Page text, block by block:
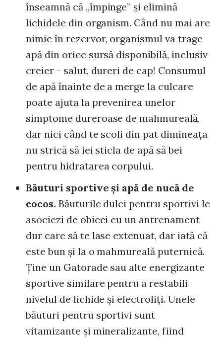
înseamnă că „împinge” şi elimină
lichidele din organism. Când nu mai are
nimic în rezervor, organismul va trage
apă din orice sursă disponibilă, inclusiv
creier - salut, dureri de cap! Consumul
de apă înainte de a merge la culcare
poate ajuta la prevenirea unelor
simptome dureroase de mahmureală,
dar nici când te scoli din pat dimineaţa
nu strică să iei sticla de apă să bei
pentru hidratarea corpului.
Băuturi sportive şi apă de nucă de
cocos. Băuturile dulci pentru sportivi le
asociezi de obicei cu un antrenament
dur care să te lase extenuat, dar iată că
este bun şi la o mahmureală puternică.
Ţine un Gatorade sau alte energizante
sportive similare pentru a restabili
nivelul de lichide şi electroliţi. Unele
băuturi pentru sportivi sunt
vitamizante şi mineralizante, fiind